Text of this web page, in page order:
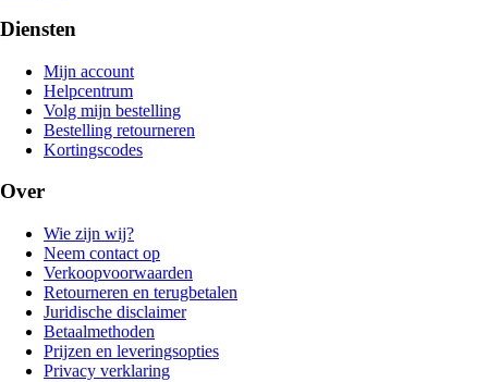
Diensten
Mijn account
Helpcentrum
Volg mijn bestelling
Bestelling retourneren
Kortingscodes
Over
Wie zijn wij?
Neem contact op
Verkoopvoorwaarden
Retourneren en terugbetalen
Juridische disclaimer
Betaalmethoden
Prijzen en leveringsopties
Privacy verklaring